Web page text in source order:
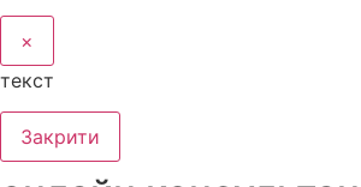
×
текст
Закрити